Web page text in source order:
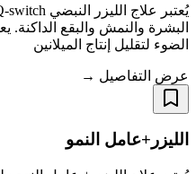
البشرة والنمش والبقع الداكنة.
الضوء لتقليل إنتاج الميلانين
عرض التفاصيل →
الليزر+عامل النمو